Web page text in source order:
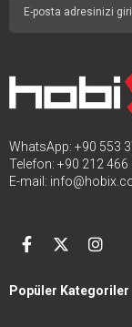
WhatsApp: +90 553
Telefon: +90 212 466
E-mail:
Popüler Kategoriler